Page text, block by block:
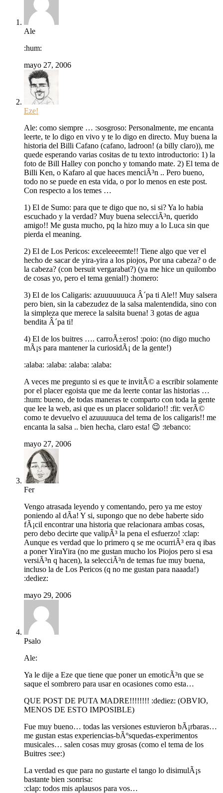
Ale
:hum:
mayo 27, 2006
Eze!
Ale: como siempre … :sosgroso: Personalmente, me encanta
leerte, te lo digo en vivo y te lo digo en directo. Muy buena la
historia del Billi Cafano (cafano, ladroon! (a billy claro)), me
quede esperando varias cositas de tu texto introductorio: 1) la
foto de Bill Halley con poncho y tomando mate. 2) El tema de
Billi Ken, o Kafaro al que haces menciÃ³n .. Pero bueno,
todo no se puede en esta vida, o por lo menos en este post.
Con respecto a los temes …
1) El de Sumo: para que te digo que no, si si? Ya lo habia
escuchado y la verdad? Muy buena selecciÃ³n, querido
amigo!! Me gusta mucho, pq la hizo muy a lo Luca sin que
pierda el meaning.
2) El de Los Pericos: exceleeeemte!! Tiene algo que ver el
hecho de sacar de yira-yira a los piojos, Por una cabeza? o de
la cabeza? (con bersuit vergarabat?) (ya me hice un quilombo
de cosas yo, pero el tema genial!) :homero:
3) El de los Caligaris: azuuuuuuuca Â´pa ti Ale!! Muy salsera
pero bien, sin la cabezudez de la salsa malentendida, sino con
la simpleza que merece la salsita buena! 3 gotas de agua
bendita Â´pa ti!
4) El de los buitres …. carroÃ±eros! :poio: (no digo mucho
mÃ¡s para mantener la curiosidÃ¡ de la gente!)
:alaba: :alaba: :alaba: :alaba:
A veces me pregunto si es que te invitÃ© a escribir solamente
por el placer egoista que me da leerte contar las historias …
:hum: bueno, de todas maneras te comparto con toda la gente
que lee la web, asi que es un placer solidario!! :fit: verÃ©
como te devuelvo el azuuuuuca del tema de los caligaris!! me
encanta la salsa .. bien hecha, claro esta! 😉 :tebanco:
mayo 27, 2006
Fer
Vengo atrasada leyendo y comentando, pero ya me estoy
poniendo al dÃ­a! Y si, supongo que no debe haberte sido
fÃ¡cil encontrar una historia que relacionara ambas cosas,
pero debo decirte que valipÃ³ la pena el esfuerzo! :clap:
Aunque es verdad que lo primero q se me ocurriÃ³ era q ibas
a poner YiraYira (no me gustan mucho los Piojos pero si esa
versiÃ³n q hacen), la selecciÃ³n de temas fue muy buena,
incluso la de Los Pericos (q no me gustan para naaada!)
:dediez:
mayo 29, 2006
Psalo
Ale:
Ya le dije a Eze que tiene que poner un emoticÃ³n que se
saque el sombrero para usar en ocasiones como esta…
QUE POST DE PUTA MADRE!!!!!!!! :dediez: (OBVIO,
MENOS DE ESTO IMPOSIBLE)
Fue muy bueno… todas las versiones estuvieron bÃ¡rbaras…
me gustan estas experiencias-bÃºsquedas-experimentos
musicales… salen cosas muy grosas (como el tema de los
Buitres :see:)
La verdad es que para no gustarte el tango lo disimulÃ¡s
bastante bien :sonrisa:
:clap: todos mis aplausos para vos…